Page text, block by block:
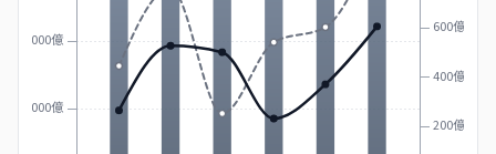
5000億
10000億
200億
400億
600億